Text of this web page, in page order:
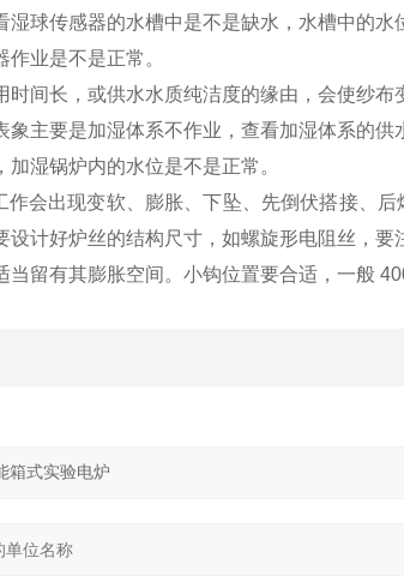
湿球传感器的水槽中是不是缺水，水槽中的
业是不是正常。
时间长，或供水水质纯洁度的缘由，会使纱
象主要是加湿体系不作业，查看加湿体系的
湿锅炉内的水位是不是正常。
作会出现变软、膨胀、下坠、先倒伏搭接、
设计好炉丝的结构尺寸，如螺旋形电阻丝，
留有其膨胀空间。小钩位置要合适，一般